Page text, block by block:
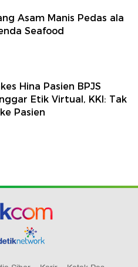
Asam Manis Pedas ala
Seafood
Hina Pasien BPJS
Etik Virtual, KKI: Tak
Pasien